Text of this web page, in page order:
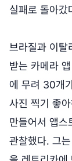
실패로 돌아갔
브라질과 이탈
받는 카메라
에 무려 30개
사진 찍기 좋
만들어서 앱스
관찰했다. 그